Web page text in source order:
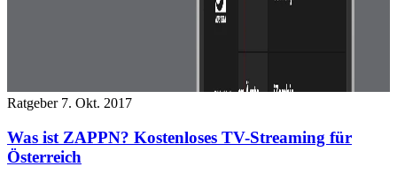
Ratgeber 7. Okt. 2017
Was ist ZAPPN? Kostenloses TV-Streaming für
Österreich